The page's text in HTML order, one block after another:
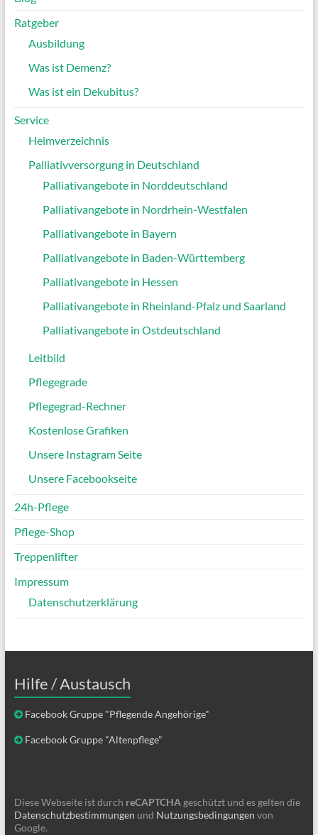
Ratgeber
Ausbildung
Was ist Demenz?
Was ist ein Dekubitus?
Service
Heimverzeichnis
Palliativversorgung in Deutschland
Palliativangebote in Norddeutschland
Palliativangebote in Nordrhein-Westfalen
Palliativangebote in Bayern
Palliativangebote in Baden-Württemberg
Palliativangebote in Hessen
Palliativangebote in Rheinland-Pfalz und Saarland
Palliativangebote in Ostdeutschland
Leitbild
Pflegegrade
Pflegegrad-Rechner
Kostenlose Grafiken
Unsere Instagram Seite
Unsere Facebookseite
24h-Pflege
Pflege-Shop
Treppenlifter
Impressum
Datenschutzerklärung
Hilfe / Austausch
Facebook Gruppe "Pflegende Angehörige"
Facebook Gruppe "Altenpflege"
Diese Webseite ist durch reCAPTCHAgeschützt und es gelten die
Datenschutzbestimmungen und Nutzungsbedingungen von
Google.